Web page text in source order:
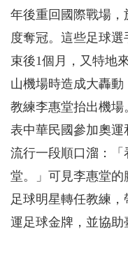
年後重回國際戰場，
度奪冠。這些足球
束後1個月，又特地
山機場時造成大轟
教練李惠堂抬出機
表中華民國參加奧
流行一段順口溜：
堂。」可見李惠堂
足球明星轉任教練
運足球金牌，並協助